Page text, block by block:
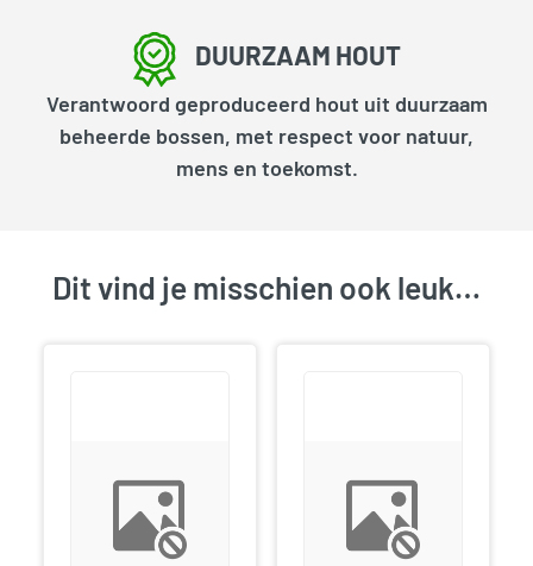
DUURZAAM HOUT
Verantwoord geproduceerd hout uit duurzaam
beheerde bossen, met respect voor natuur,
mens en toekomst.
Dit vind je misschien ook leuk…